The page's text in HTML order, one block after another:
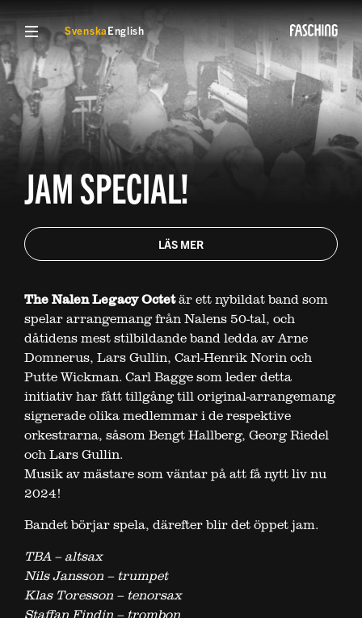
VISA MENYSvenskaEnglish
JAM SPECIAL!
LÄS MER
The Nalen Legacy Octetär ett nybildat band som
spelar arrangemang från Nalens 50-tal, och
dåtidens mest stilbildande band ledda av Arne
Domnerus, Lars Gullin, Carl-Henrik Norin och
Putte Wickman. Carl Bagge som leder detta
initiativ har fått tillgång till original-arrangemang
signerade olika medlemmar i de respektive
orkestrarna, såsom Bengt Hallberg, Georg Riedel
och Lars Gullin.
Musik av mästare som väntar på att få nytt liv nu
2024!
Bandet börjar spela, därefter blir det öppet jam.
TBA – altsax
Nils Jansson – trumpet
Klas Toresson – tenorsax
Staffan Findin – trombon